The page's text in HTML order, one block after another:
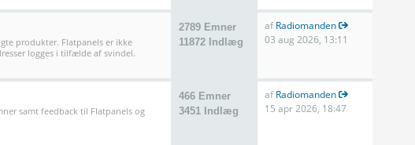
produkter. Flatpanels er ikke
logges i tilfælde af svindel.
2789 Emner
11872 Indlæg
afRadiomanden
03 aug 2026, 13:11
samt feedback til Flatpanels og
466 Emner
3451 Indlæg
afRadiomanden
15 apr 2026, 18:47